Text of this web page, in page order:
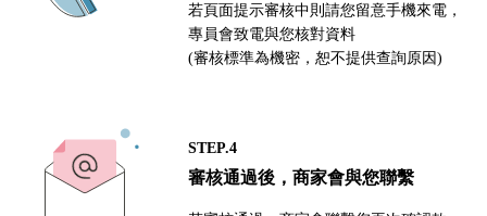
若頁面提示審核中則請您留意手機來電，
專員會致電與您核對資料
(審核標準為機密，恕不提供查詢原因)
STEP.4
審核通過後，商家會與您聯繫